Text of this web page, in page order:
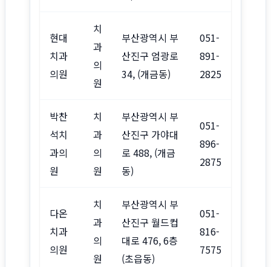
현대
치과
의원
치
과
의
원
부산광역시 부
산진구 엄광로
34, (개금동)
051-
891-
2825
박찬
석치
과의
원
치
과
의
원
부산광역시 부
산진구 가야대
로 488, (개금
동)
051-
896-
2875
다온
치과
의원
치
과
의
원
부산광역시 부
산진구 월드컵
대로 476, 6층
(초읍동)
051-
816-
7575